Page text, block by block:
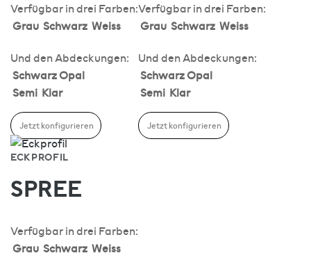
Verfügbar in drei Farben:
Grau Schwarz Weiss
Und den Abdeckungen:
SchwarzOpal
Semi Klar
Jetzt konfigurieren
Verfügbar in drei Farben:
Grau Schwarz Weiss
Und den Abdeckungen:
SchwarzOpal
Semi Klar
Jetzt konfigurieren
ECKPROFIL
SPREE
Verfügbar in drei Farben:
Grau Schwarz Weiss